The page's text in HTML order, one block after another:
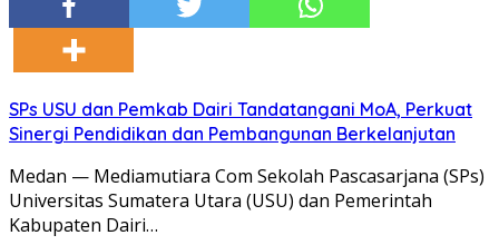
SPs USU dan Pemkab Dairi Tandatangani MoA, Perkuat
Sinergi Pendidikan dan Pembangunan Berkelanjutan
Medan — Mediamutiara Com Sekolah Pascasarjana (SPs)
Universitas Sumatera Utara (USU) dan Pemerintah
Kabupaten Dairi…